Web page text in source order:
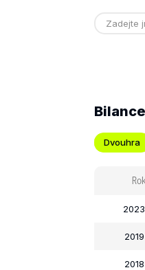
Dvouhra
Rok
2023
2019
2018